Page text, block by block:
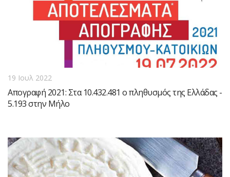
19 Ιουλ 2022
Απογραφή 2021: Στα 10.432.481 ο πληθυσμός της Ελλάδας -
5.193 στην Μήλο